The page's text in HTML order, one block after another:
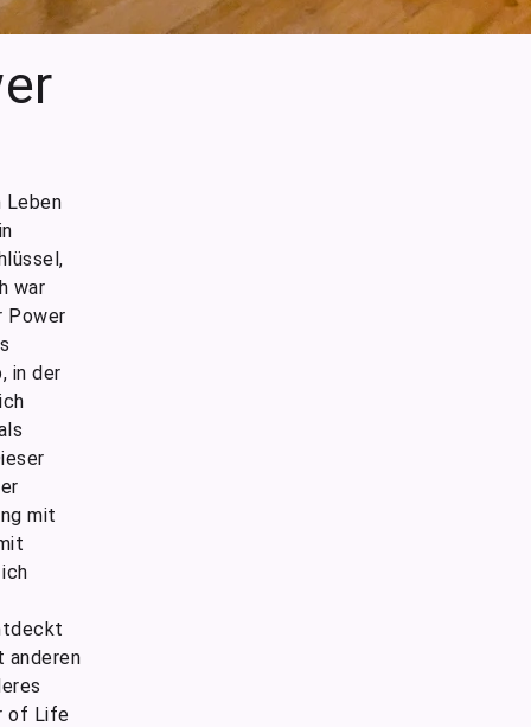
Leben
war
Power
in der
mit
anderen
of Life